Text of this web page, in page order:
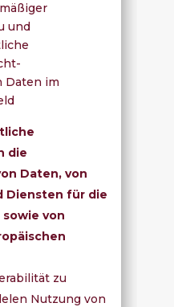
und
Daten im
die
Daten, von
Diensten für die
von
zu
Nutzung von